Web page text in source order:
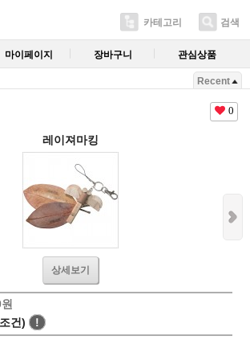
카테고리 검색
마이페이지 장바구니 관심상품
Recent
0
레이져마킹
상세보기
원
건) !